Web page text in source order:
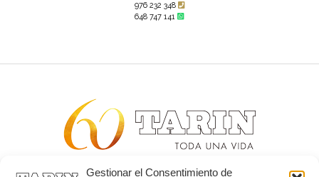
Gestionar el Consentimiento de
976 232 348
648 747 141